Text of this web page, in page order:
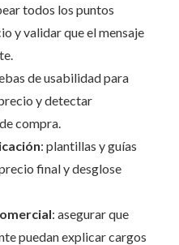
todos los puntos
y validar que el mensaje
de usabilidad para
y detectar
compra.
: plantillas y guías
final y desglose
: asegurar que
puedan explicar cargos